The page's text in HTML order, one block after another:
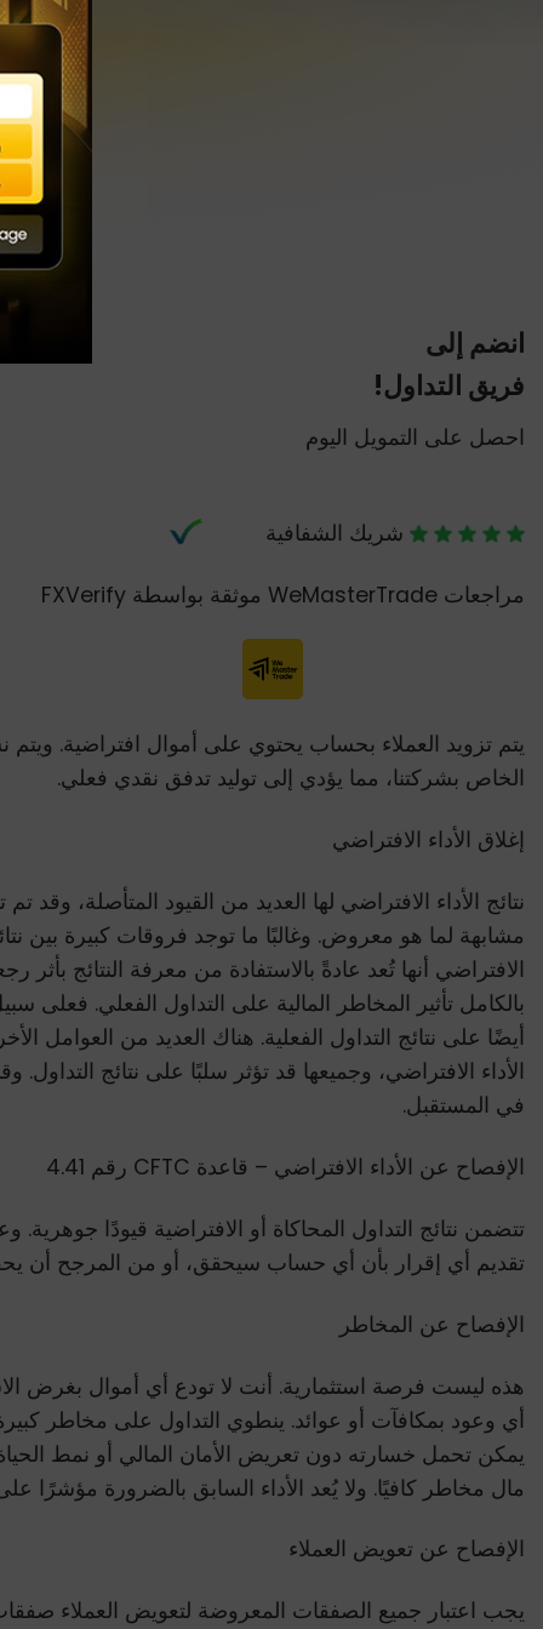
انضم إلى
فريق التداول!
احصل على التمويل اليوم
شريك الشفافية
مراجعات WeMasterTrade موثقة بواسطة FXVerify
يتم تزويد العملاء بحساب يحتوي على أموال افتراضية.
الخاص بشركتنا، مما يؤدي إلى توليد تدفق نقدي فعلي.
إغلاق الأداء الافتراضي
نتائج الأداء الافتراضي لها العديد من القيود المتأصلة،
مشابهة لما هو معروض. وغالبًا ما توجد فروقات كبيرة بين
الافتراضي أنها تُعد عادةً بالاستفادة من معرفة النتائج
بالكامل تأثير المخاطر المالية على التداول الفعلي. فعلى
أيضًا على نتائج التداول الفعلية. هناك العديد من العوامل
الأداء الافتراضي، وجميعها قد تؤثر سلبًا على نتائج
في المستقبل.
الإفصاح عن الأداء الافتراضي – قاعدة CFTC رقم 4.41
تتضمن نتائج التداول المحاكاة أو الافتراضية قيودًا
تقديم أي إقرار بأن أي حساب سيحقق، أو من المرجح أن
الإفصاح عن المخاطر
هذه ليست فرصة استثمارية. أنت لا تودع أي أموال بغرض
أي وعود بمكافآت أو عوائد. ينطوي التداول على مخاطر
يمكن تحمل خسارته دون تعريض الأمان المالي أو نمط
مال مخاطر كافيًا. ولا يُعد الأداء السابق بالضرورة مؤشرًا على
الإفصاح عن تعويض العملاء